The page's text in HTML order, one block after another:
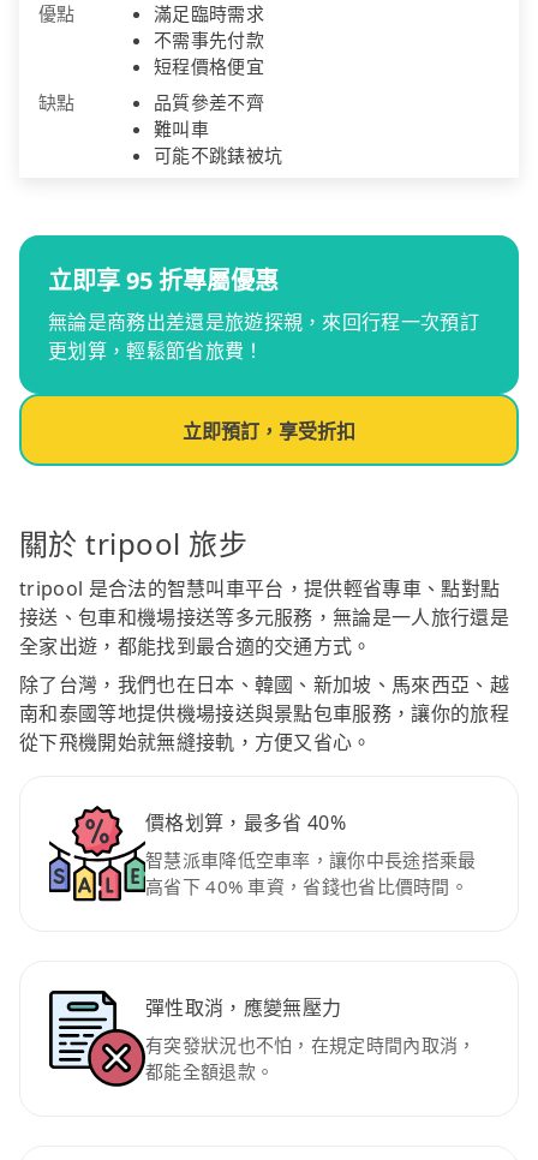
優點
滿足臨時需求
不需事先付款
短程價格便宜
缺點
品質參差不齊
難叫車
可能不跳錶被坑
立即享 95 折專屬優惠
無論是商務出差還是旅遊探親，來回行程一次預訂
更划算，輕鬆節省旅費！
立即預訂，享受折扣
關於 tripool 旅步
tripool 是合法的智慧叫車平台，提供輕省專車、點對點
接送、包車和機場接送等多元服務，無論是一人旅行還是
全家出遊，都能找到最合適的交通方式。
除了台灣，我們也在日本、韓國、新加坡、馬來西亞、越
南和泰國等地提供機場接送與景點包車服務，讓你的旅程
從下飛機開始就無縫接軌，方便又省心。
價格划算，最多省 40%
智慧派車降低空車率，讓你中長途搭乘最
高省下 40% 車資，省錢也省比價時間。
彈性取消，應變無壓力
有突發狀況也不怕，在規定時間內取消，
都能全額退款。